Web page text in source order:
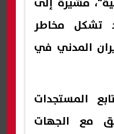
تشكل مخاطر
المدني في
المستجدات
مع الجهات